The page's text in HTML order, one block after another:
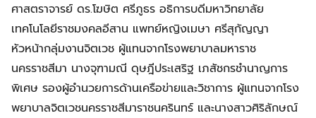
ศาสตราจารย์ ดร.โฆษิต ศรีภูธร อธิการบดีมหาวิทยาลัย
เทคโนโลยีราชมงคลอีสาน แพทย์หญิงเมษา ศรีสุกัญญา
หัวหน้ากลุ่มงานจิตเวช ผู้แทนจากโรงพยาบาลมหาราช
นครราชสีมา นางจุฑามณี ดุษฎีประเสริฐ เภสัชกรชำนาญการ
พิเศษ รองผู้อำนวยการด้านเครือข่ายและวิชาการ ผู้แทนจากโรง
พยาบาลจิตเวชนครราชสีมาราชนครินทร์ และนางสาวศิริลักษณ์